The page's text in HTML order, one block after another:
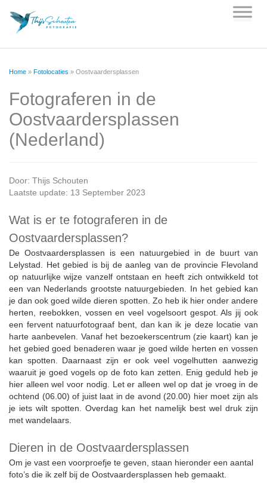
Home » Fotolocaties » Oostvaardersplassen
Fotograferen in de
Oostvaardersplassen
(Nederland)
Door: Thijs Schouten
Laatste update: 13 September 2023
Wat is er te fotograferen in de
Oostvaardersplassen?
De Oostvaardersplassen is een natuurgebied in de buurt van
Lelystad. Het gebied is bij de aanleg van de provincie Flevoland
op natuurlijke wijze vanzelf ontstaan en heeft zich ontwikkeld tot
een van Nederlands grootste natuurgebieden. In het gebied kan
je dan ook goed wilde dieren spotten. Zo heb ik hier onder andere
herten, reebokken, vossen en veel vogelsoort gespot. Als jij ook
een fervent natuurfotograaf bent, dan kan ik je deze locatie van
harte aanbevelen. Vanaf het bezoekerscentrum (zie kaart) kan je
het gebied goed benaderen waar je goed wilde herten en vossen
kan spotten. Daarnaast zijn er ook veel vogelhutten aanwezig
waaruit je goed vogels op de foto kan zetten. Enig geduld heb je
hier alleen wel voor nodig. Let er alleen wel op dat je vroeg in de
ochtend (06.00) of juist laat in de avond (20.00) hier moet zijn als
je iets wilt spotten. Overdag kan het namelijk best wel druk zijn
met wandelaars.
Dieren in de Oostvaardersplassen
Om je vast een voorproefje te geven, staan hieronder een aantal
foto’s die ik zelf bij de Oostvaardersplassen heb gemaakt.